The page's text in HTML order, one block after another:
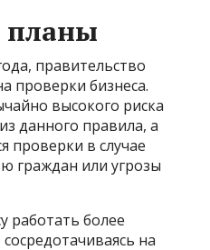
планы
правительство
проверки бизнеса.
высокого риска
данного правила, а
проверки в случае
граждан или угрозы
работать более
на